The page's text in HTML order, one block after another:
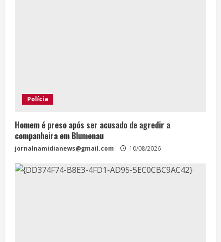
Polícia
Homem é preso após ser acusado de agredir a
companheira em Blumenau
jornalnamidianews@gmail.com 10/08/2026